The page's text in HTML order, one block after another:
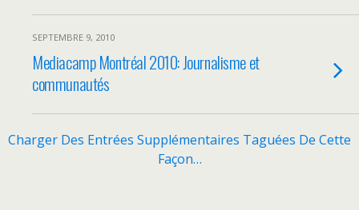
SEPTEMBRE 9, 2010
Mediacamp Montréal 2010: Journalisme et
communautés
Charger Des Entrées Supplémentaires Taguées De Cette
Façon…